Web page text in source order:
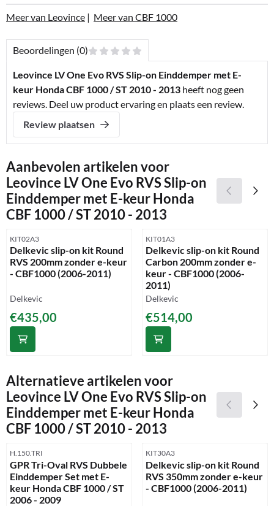
Meer van Leovince | Meer van CBF 1000
Beoordelingen (0)
Leovince LV One Evo RVS Slip-on Einddemper met E-
keur Honda CBF 1000 / ST 2010 - 2013 heeft nog geen
reviews. Deel uw product ervaring en plaats een review.
Review plaatsen
Aanbevolen artikelen voor
Leovince LV One Evo RVS Slip-on
Einddemper met E-keur Honda
CBF 1000 / ST 2010 - 2013
Artikelnummer
KIT02A3
Delkevic slip-on kit Round
RVS 200mm zonder e-keur
- CBF1000 (2006-2011)
Merk:
Delkevic
Prijs: 435,00
€435,00
Artikelnummer
KIT01A3
Delkevic slip-on kit Round
Carbon 200mm zonder e-
keur - CBF1000 (2006-
2011)
Merk:
Delkevic
Prijs: 514,00
€514,00
Alternatieve artikelen voor
Leovince LV One Evo RVS Slip-on
Einddemper met E-keur Honda
CBF 1000 / ST 2010 - 2013
Artikelnummer
H.150.TRI
GPR Tri-Oval RVS Dubbele
Einddemper Set met E-
keur Honda CBF 1000 / ST
2006 - 2009
Artikelnummer
KIT30A3
Delkevic slip-on kit Round
RVS 350mm zonder e-keur
- CBF1000 (2006-2011)